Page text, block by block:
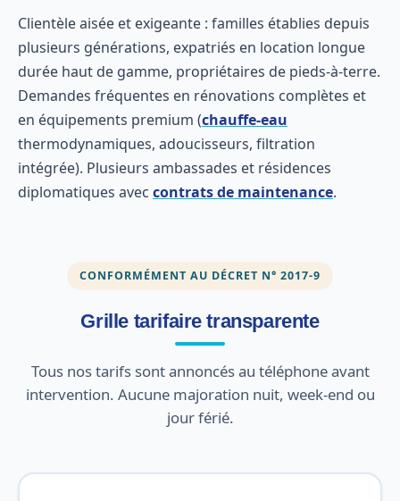
Clientèle aisée et exigeante : familles établies depuis
plusieurs générations, expatriés en location longue
durée haut de gamme, propriétaires de pieds-à-terre.
Demandes fréquentes en rénovations complètes et
en équipements premium (chauffe-eau
thermodynamiques, adoucisseurs, filtration
intégrée). Plusieurs ambassades et résidences
diplomatiques avec contrats de maintenance.
CONFORMÉMENT AU DÉCRET N° 2017-9
Grille tarifaire transparente
Tous nos tarifs sont annoncés au téléphone avant
intervention. Aucune majoration nuit, week-end ou
jour férié.